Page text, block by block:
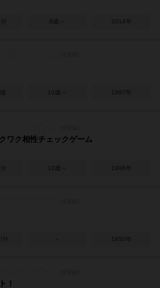
8歳～ 2014年
10歳～ 1997年
ワク相性チェックゲーム
12歳～ 1996年
1850年
！